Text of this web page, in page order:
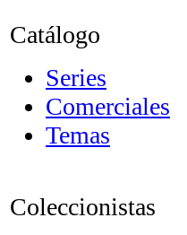
Catálogo
Series
Comerciales
Temas
Coleccionistas